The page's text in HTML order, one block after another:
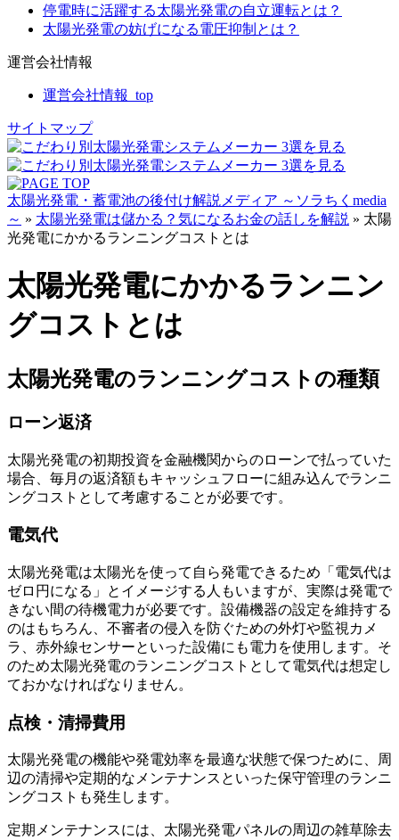
停電時に活躍する太陽光発電の自立運転とは？
太陽光発電の妨げになる電圧抑制とは？
運営会社情報
運営会社情報_top
サイトマップ
太陽光発電・蓄電池の後付け解説メディア ～ソラちくmedia
～ » 太陽光発電は儲かる？気になるお金の話しを解説 » 太陽
光発電にかかるランニングコストとは
太陽光発電にかかるランニン
グコストとは
太陽光発電のランニングコストの種類
ローン返済
太陽光発電の初期投資を金融機関からのローンで払っていた
場合、 毎月の返済額もキャッシュフローに組み込んでランニ
ングコストとして考慮する ことが必要です。
電気代
太陽光発電は太陽光を使って自ら発電できるため「電気代は
ゼロ円になる」とイメージする人もいますが、実際は発電で
きない間の待機電力が必要です。設備機器の設定を維持する
のはもちろん、不審者の侵入を防ぐための外灯や監視カメ
ラ、赤外線センサーといった設備にも電力を使用します。そ
のため太陽光発電のランニングコストとして電気代は想定し
ておかなければなりません。
点検・清掃費用
太陽光発電の機能や発電効率を最適な状態で保つために、周
辺の清掃や定期的なメンテナンスといった保守管理のランニ
ングコスト も発生します。
定期メンテナンスには、太陽光発電パネルの周辺の雑草除去